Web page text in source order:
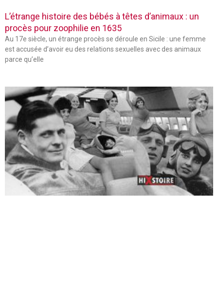
L’étrange histoire des bébés à têtes d’animaux : un
procès pour zoophilie en 1635
Au 17e siècle, un étrange procès se déroule en Sicile : une femme
est accusée d’avoir eu des relations sexuelles avec des animaux
parce qu’elle